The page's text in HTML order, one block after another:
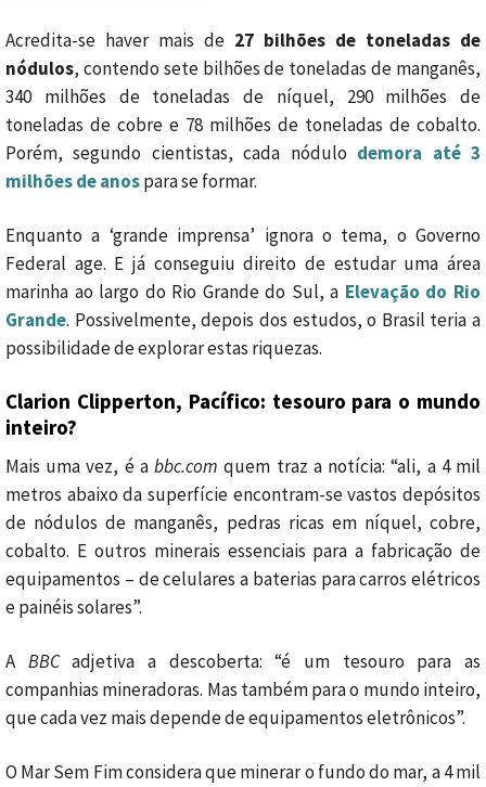
Acredita-se haver mais de 27 bilhões de toneladas de
nódulos, contendo sete bilhões de toneladas de manganês,
340 milhões de toneladas de níquel, 290 milhões de
toneladas de cobre e 78 milhões de toneladas de cobalto.
Porém, segundo cientistas, cada nódulo demora até 3
milhões de anospara se formar.
Enquanto a ‘grande imprensa’ ignora o tema, o Governo
Federal age. E já conseguiu direito de estudar uma área
marinha ao largo do Rio Grande do Sul, a Elevação do Rio
Grande. Possivelmente, depois dos estudos, o Brasil teria a
possibilidade de explorar estas riquezas.
Clarion Clipperton, Pacífico: tesouro para o mundo
inteiro?
Mais uma vez, é abbc.com quem traz a notícia: “ali, a 4 mil
metros abaixo da superfície encontram-se vastos depósitos
de nódulos de manganês, pedras ricas em níquel, cobre,
cobalto. E outros minerais essenciais para a fabricação de
equipamentos – de celulares a baterias para carros elétricos
e painéis solares”.
A BBCadjetiva a descoberta: “é um tesouro para as
companhias mineradoras. Mas também para o mundo inteiro,
que cada vez mais depende de equipamentos eletrônicos”.
O Mar Sem Fim considera que minerar o fundo do mar, a 4 mil